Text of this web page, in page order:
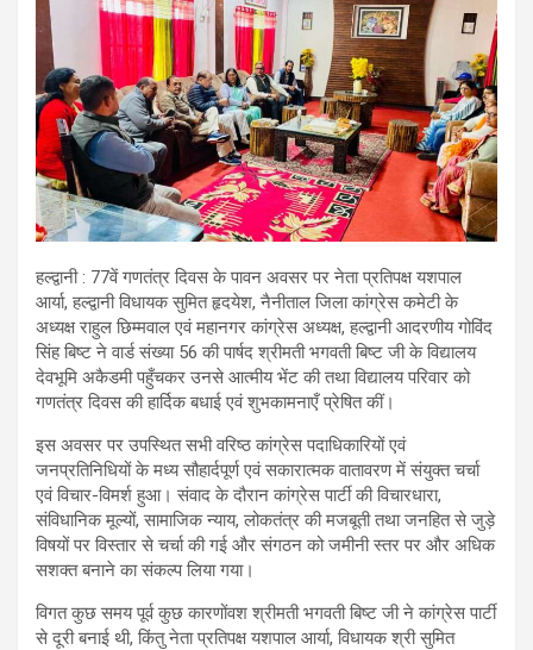
हल्द्वानी : 77वें गणतंत्र दिवस के पावन अवसर पर नेता प्रतिपक्ष यशपाल
आर्या, हल्द्वानी विधायक सुमित हृदयेश, नैनीताल जिला कांग्रेस कमेटी के
अध्यक्ष राहुल छिम्मवाल एवं महानगर कांग्रेस अध्यक्ष, हल्द्वानी आदरणीय गोविंद
सिंह बिष्ट ने वार्ड संख्या 56 की पार्षद श्रीमती भगवती बिष्ट जी के विद्यालय
देवभूमि अकैडमी पहुँचकर उनसे आत्मीय भेंट की तथा विद्यालय परिवार को
गणतंत्र दिवस की हार्दिक बधाई एवं शुभकामनाएँ प्रेषित कीं।
इस अवसर पर उपस्थित सभी वरिष्ठ कांग्रेस पदाधिकारियों एवं
जनप्रतिनिधियों के मध्य सौहार्दपूर्ण एवं सकारात्मक वातावरण में संयुक्त चर्चा
एवं विचार-विमर्श हुआ। संवाद के दौरान कांग्रेस पार्टी की विचारधारा,
संविधानिक मूल्यों, सामाजिक न्याय, लोकतंत्र की मजबूती तथा जनहित से जुड़े
विषयों पर विस्तार से चर्चा की गई और संगठन को जमीनी स्तर पर और अधिक
सशक्त बनाने का संकल्प लिया गया।
विगत कुछ समय पूर्व कुछ कारणोंवश श्रीमती भगवती बिष्ट जी ने कांग्रेस पार्टी
से दूरी बनाई थी, किंतु नेता प्रतिपक्ष यशपाल आर्या, विधायक श्री सुमित